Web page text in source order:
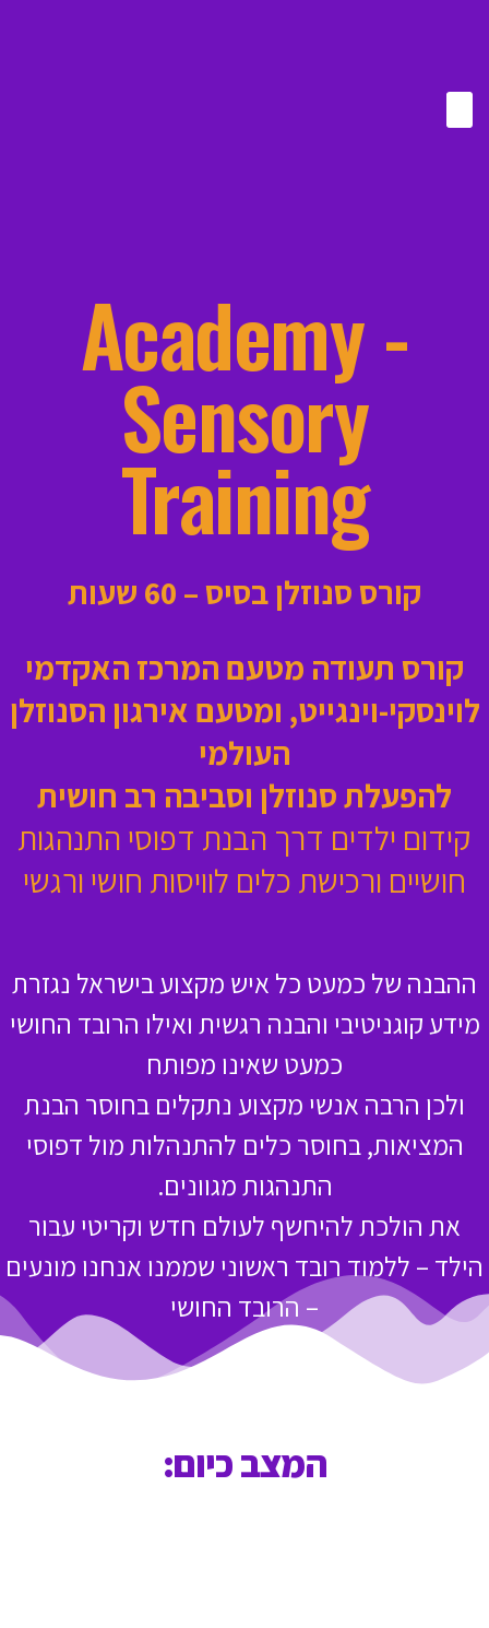
Academy -
Sensory
Training
קורס סנוזלן בסיס – 60 שעות
קורס תעודה מטעם המרכז האקדמי
לוינסקי-וינגייט, ומטעם אירגון הסנוזלן
העולמי
להפעלת סנוזלן וסביבה רב חושית
קידום ילדים דרך הבנת דפוסי התנהגות
חושיים ורכישת כלים לוויסות חושי ורגשי
ההבנה של כמעט כל איש מקצוע בישראל נגזרת
מידע קוגניטיבי והבנה רגשית ואילו הרובד החושי
כמעט שאינו מפותח
ולכן הרבה אנשי מקצוע נתקלים בחוסר הבנת
המציאות, בחוסר כלים להתנהלות מול דפוסי
התנהגות מגוונים.
את הולכת להיחשף לעולם חדש וקריטי עבור
הילד – ללמוד רובד ראשוני שממנו אנחנו מונעים
– הרובד החושי
המצב כיום: